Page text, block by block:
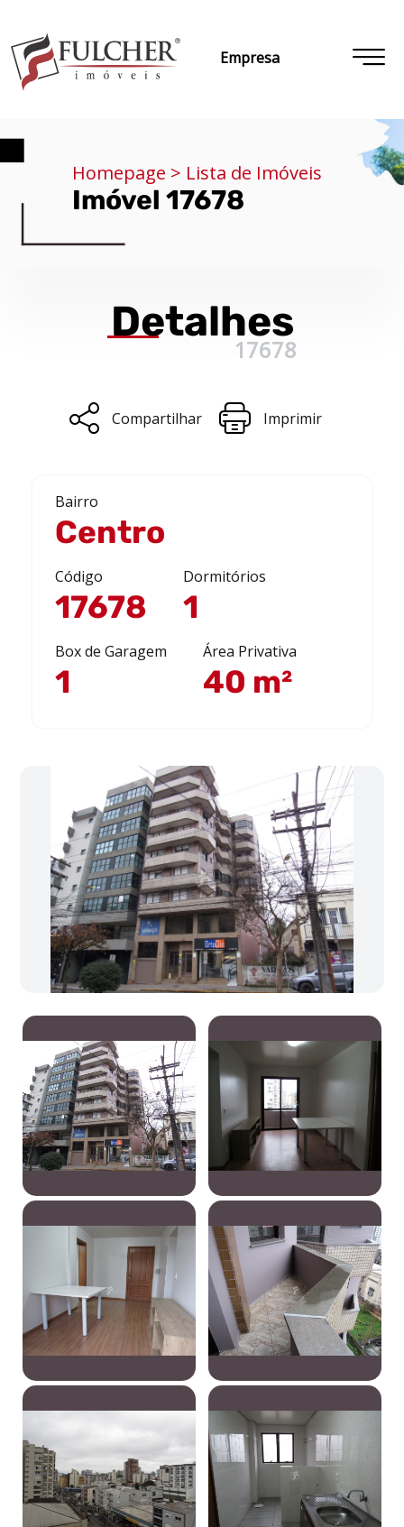
Empresa
Homepage > Lista de Imóveis
Imóvel 17678
Detalhes
17678
Compartilhar Imprimir
Bairro
Centro
Código
17678
Dormitórios
1
Box de Garagem
1
Área Privativa
40 m²